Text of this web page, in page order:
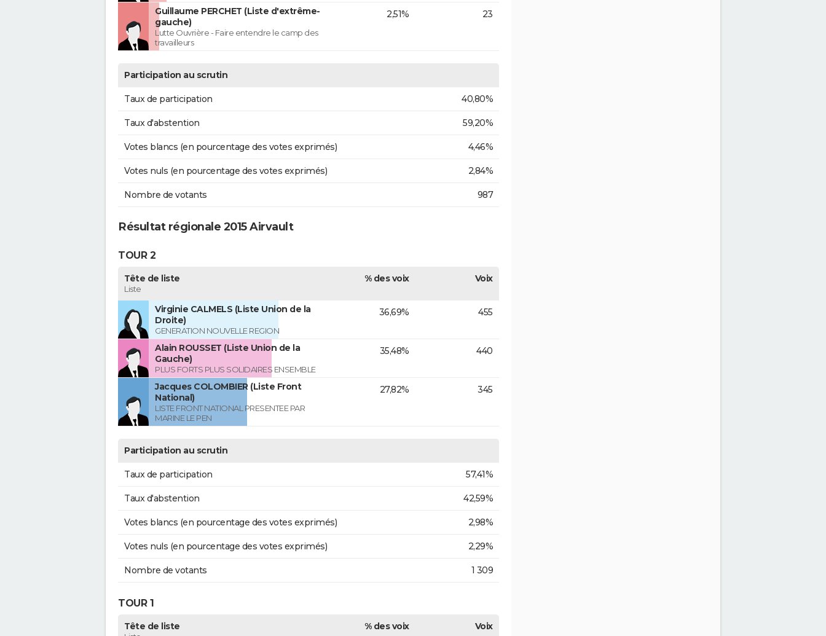
Guillaume PERCHET (Liste d'extrême-
gauche)
Lutte Ouvrière - Faire entendre le camp des
travailleurs
2,51% 23
Participation au scrutin
Taux de participation 40,80%
Taux d'abstention 59,20%
Votes blancs (en pourcentage des votes exprimés) 4,46%
Votes nuls (en pourcentage des votes exprimés) 2,84%
Nombre de votants 987
Résultat régionale 2015 Airvault
TOUR 2
Tête de liste
Liste
% des voix Voix
Virginie CALMELS (Liste Union de la
Droite)
GENERATION NOUVELLE REGION
36,69% 455
Alain ROUSSET (Liste Union de la
Gauche)
PLUS FORTS PLUS SOLIDAIRES ENSEMBLE
35,48% 440
Jacques COLOMBIER (Liste Front
National)
LISTE FRONT NATIONAL PRESENTEE PAR
MARINE LE PEN
27,82% 345
Participation au scrutin
Taux de participation 57,41%
Taux d'abstention 42,59%
Votes blancs (en pourcentage des votes exprimés) 2,98%
Votes nuls (en pourcentage des votes exprimés) 2,29%
Nombre de votants 1 309
TOUR 1
Tête de liste % des voix Voix